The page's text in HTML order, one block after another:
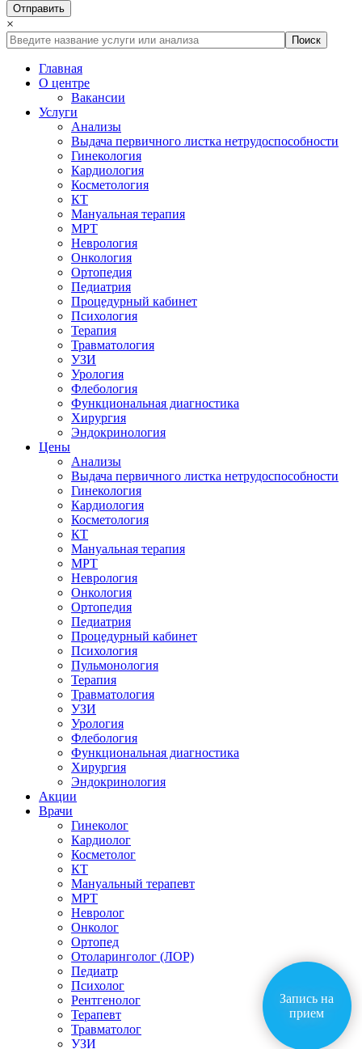
×
Главная
О центре
Вакансии
Услуги
Анализы
Выдача первичного листка нетрудоспособности
Гинекология
Кардиология
Косметология
КТ
Мануальная терапия
МРТ
Неврология
Онкология
Ортопедия
Педиатрия
Процедурный кабинет
Психология
Терапия
Травматология
УЗИ
Урология
Флебология
Функциональная диагностика
Хирургия
Эндокринология
Цены
Анализы
Выдача первичного листка нетрудоспособности
Гинекология
Кардиология
Косметология
КТ
Мануальная терапия
МРТ
Неврология
Онкология
Ортопедия
Педиатрия
Процедурный кабинет
Психология
Пульмонология
Терапия
Травматология
УЗИ
Урология
Флебология
Функциональная диагностика
Хирургия
Эндокринология
Акции
Врачи
Гинеколог
Кардиолог
Косметолог
КТ
Мануальный терапевт
МРТ
Невролог
Онколог
Ортопед
Отоларинголог (ЛОР)
Педиатр
Психолог
Рентгенолог
Терапевт
Травматолог
УЗИ
Запись на
прием